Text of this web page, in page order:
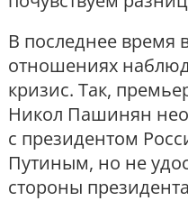
В последнее время
отношениях
кризис. Так,
Никол Пашинян
с президентом
Путиным, но не
стороны